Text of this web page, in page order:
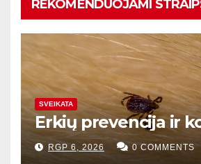
REKOMENDUOJAMI
SVEIKATA
Erkių prevencija ir
RGP 6, 2026 0 COMMENTS